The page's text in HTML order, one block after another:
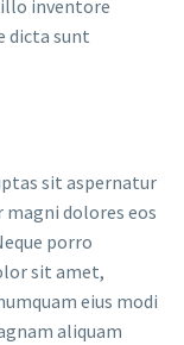
illo inventore
dicta sunt
sit aspernatur
dolores eos
porro
sit amet,
eius modi
aliquam